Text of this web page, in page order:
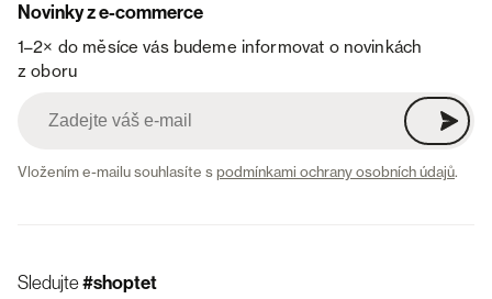
Novinky z e-commerce
1–2× do měsíce vás budeme informovat o novinkách
z oboru
Vložením e-mailu souhlasíte spodmínkami ochrany osobních údajů.
Sledujte#shoptet